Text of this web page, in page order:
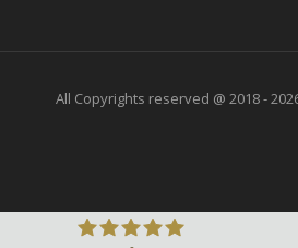
All Copyrights reserved @ 2018 -